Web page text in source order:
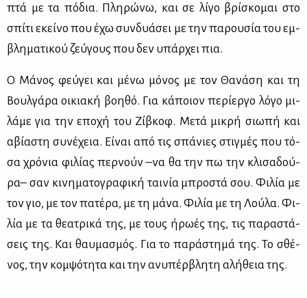
πτά με τα πό­δια. Πλη­ρώ­νω, και σε λί­γο βρί­σκο­μαι στο
σπί­τι εκεί­νο που έχω συν­δυά­σει με την πα­ρου­σία του εμ­
βλη­μα­τι­κού ζεύ­γους που δεν υπάρ­χει πια.
Ο Μά­νος φεύ­γει και μέ­νω μό­νος με τον Θα­νά­ση και τη
Βουλ­γά­ρα οι­κια­κή βοη­θό. Για κά­ποιον πε­ρί­ερ­γο λό­γο μι­
λά­με για την επο­χή του Ζίβ­κοφ. Με­τά μι­κρή σιω­πή και
αβί­α­στη συ­νέ­χεια. Εί­ναι από τις σπά­νιες στιγ­μές που τό­
σα χρό­νια φι­λί­ας περ­νούν –να θα την πω την κλι­σα­δού­
ρα– σαν κι­νη­μα­το­γρα­φι­κή ται­νία μπρο­στά σου. Φι­λία με
τον γιο, με τον πα­τέ­ρα, με τη μά­να. Φι­λία με τη Λού­λα. Φι­
λία με τα θε­α­τρι­κά της, με τους ήρω­ές της, τις πα­ρα­στά­
σεις της. Και θαυ­μα­σμός. Για το πα­ρά­στη­μά της. Το σθέ­
νος, την κομ­ψό­τη­τα και την ανυ­πέρ­βλη­τη αλή­θεια της.